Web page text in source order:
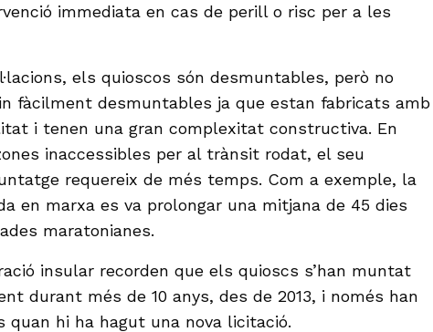
immediata en cas de perill o risc per a les
els quioscos són desmuntables, però no
fàcilment desmuntables ja que estan fabricats amb
i tenen una gran complexitat constructiva. En
inaccessibles per al trànsit rodat, el seu
requereix de més temps. Com a exemple, la
en marxa es va prolongar una mitjana de 45 dies
maratonianes.
insular recorden que els quioscs s’han muntat
durant més de 10 anys, des de 2013, i només han
hi ha hagut una nova licitació.